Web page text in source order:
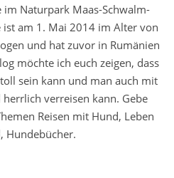
im Naturpark Maas-Schwalm-
ist am 1. Mai 2014 im Alter von
und hat zuvor in Rumänien
möchte ich euch zeigen, dass
sein kann und man auch mit
verreisen kann. Gebe
Reisen mit Hund, Leben
Hundebücher.